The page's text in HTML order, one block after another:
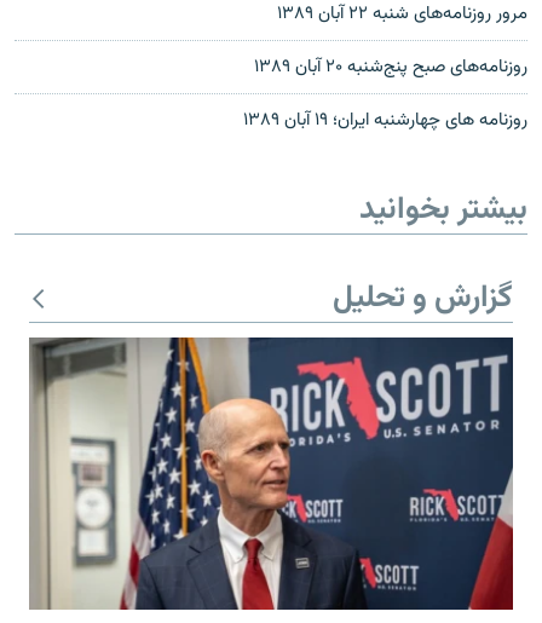
مرور روزنامه‌های شنبه ۲۲ آبان ۱۳۸۹
روزنامه‌های صبح پنج‌شنبه ۲۰ آبان ۱۳۸۹
روزنامه های چهارشنبه ایران؛ ۱۹ آبان ۱۳۸۹
بیشتر بخوانید
گزارش و تحلیل